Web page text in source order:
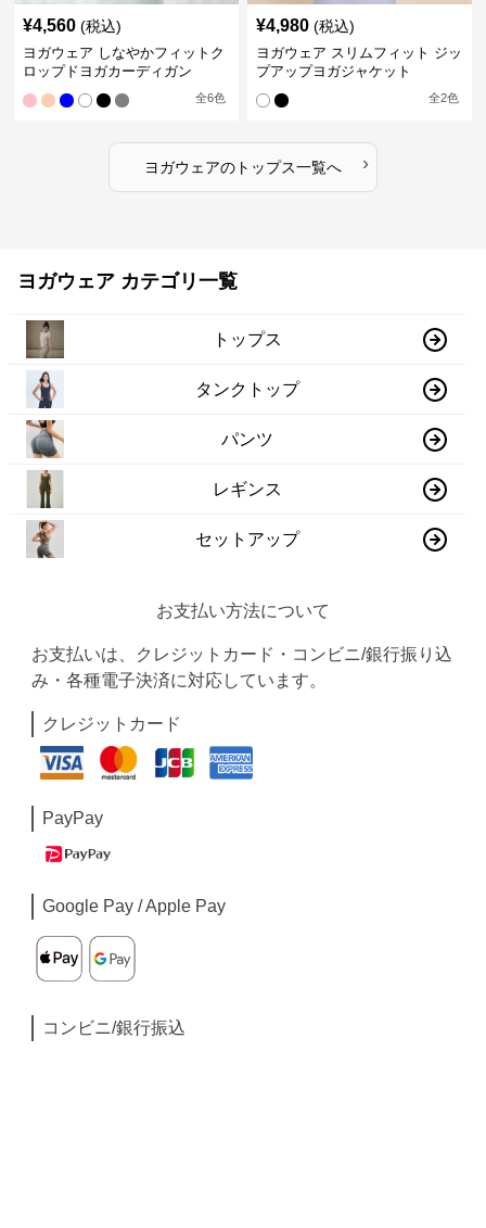
¥4,560 (税込)
ヨガウェア しなやかフィットク
ロップドヨガカーディガン
全6色
¥4,980 (税込)
ヨガウェア スリムフィット ジッ
プアップヨガジャケット
全2色
ヨガウェアのトップス一覧へ ›
ヨガウェア カテゴリ一覧
トップス
タンクトップ
パンツ
レギンス
セットアップ
お支払い方法について
お支払いは、クレジットカード・コンビニ/銀行振り込
み・各種電子決済に対応しています。
クレジットカード
PayPay
Google Pay / Apple Pay
コンビニ/銀行振込